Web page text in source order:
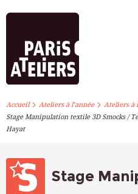
PARIS
STAGES
Accueil> Ateliers à l’année> Ateliers à
Stage Manipulation textile 3D Smocks /
Hayat
Stage